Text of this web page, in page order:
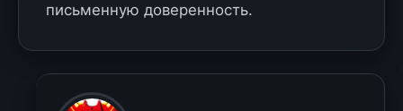
письменную доверенность.